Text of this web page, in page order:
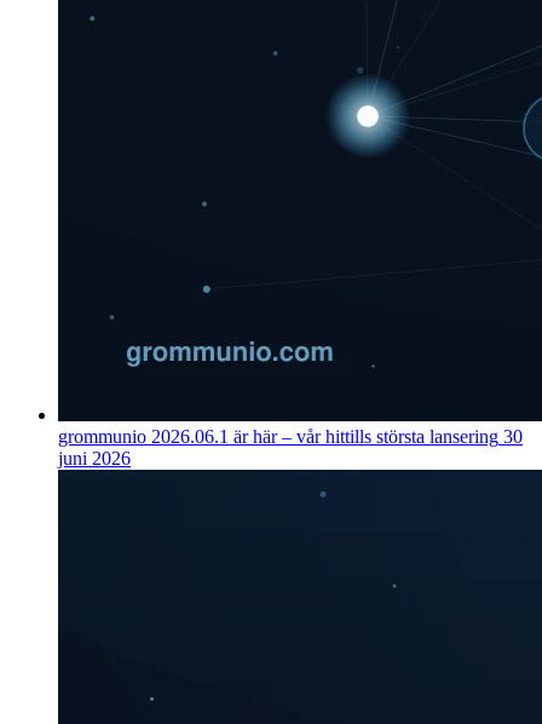
grommunio 2026.06.1 är här – vår hittills största lansering 30
juni 2026